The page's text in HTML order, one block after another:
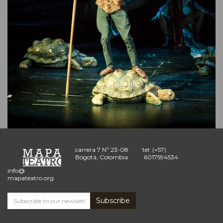
carrera 7 Nº 23-08
Bogotá, Colombia
tel: (+57)
6017594534
info@
mapateatro.org
Subscribe